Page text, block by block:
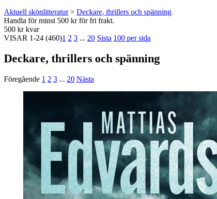
Aktuell skönlitteratur> Deckare, thrillers och spänning
Handla för minst 500 kr för fri frakt.
500 kr kvar
VISAR 1-24 (460)1 2 3 ... 20 Sista 100 per sida
Deckare, thrillers och spänning
Föregående 1 2 3 ... 20 Nästa